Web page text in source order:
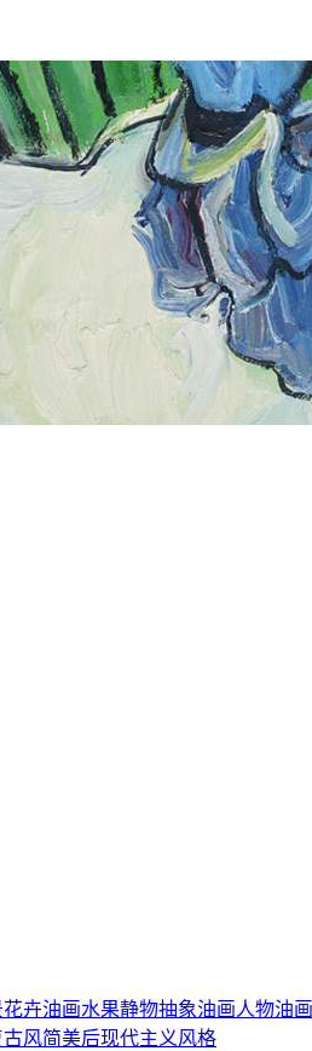
花卉油画水果静物抽象油画人物油画
风简美后现代主义风格